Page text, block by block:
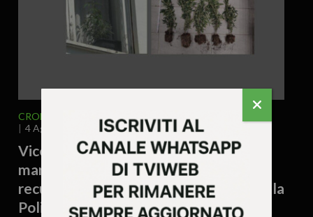
CRONACA
VICENZA E PROVINCIA
4 Agosto 2026 - 17.19
Vicenza – Tiene cinque piantine di
marijuana sul davanzale di casa:
recuperate dai rifiuti e sequestrate dalla
Polizia Locale